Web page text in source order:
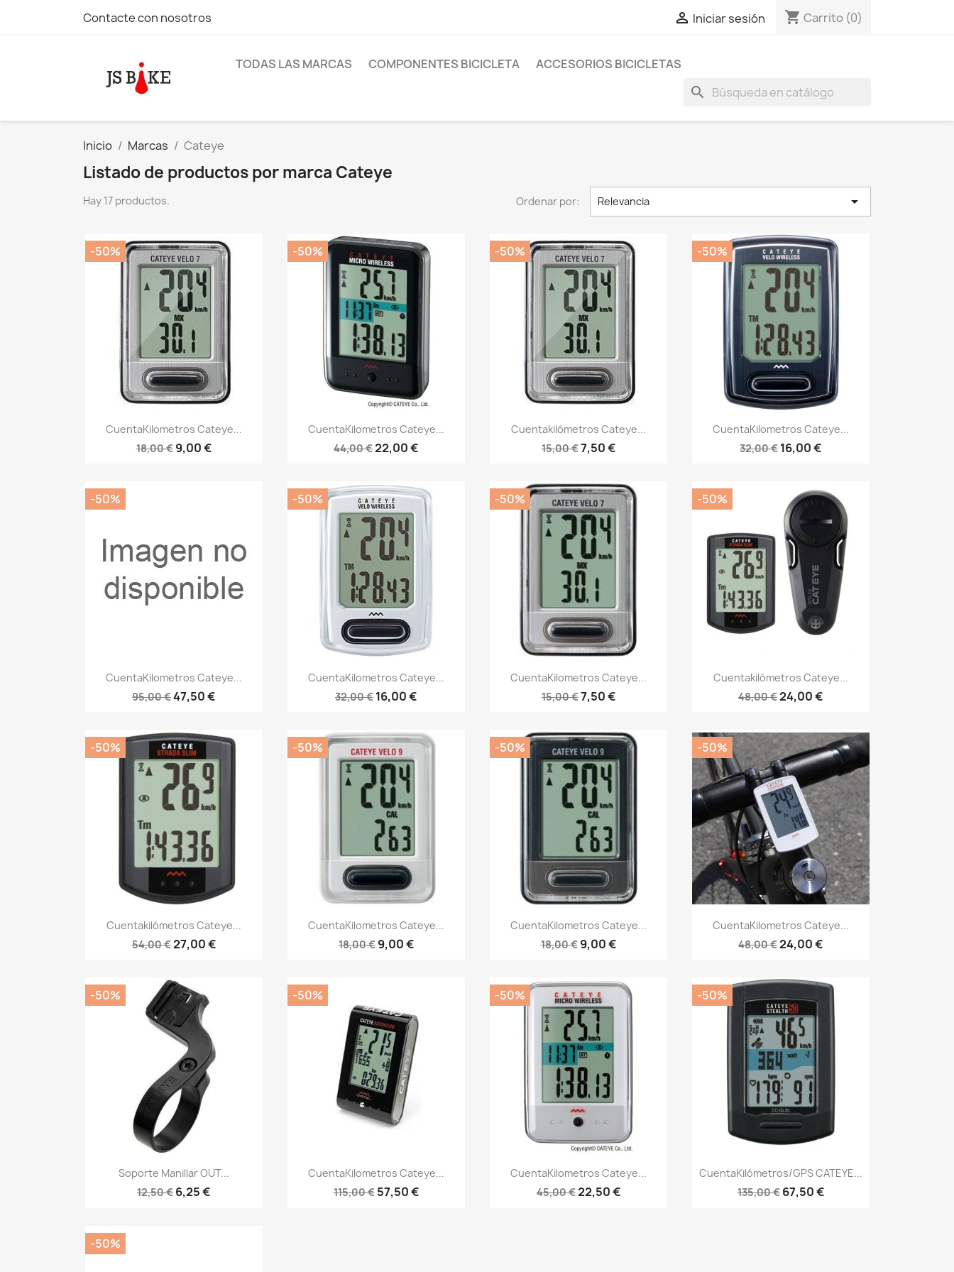
Contacte con nosotros  Iniciar sesión shopping_cart Carrito (0)
TODAS LAS MARCAS COMPONENTES BICICLETA ACCESORIOS BICICLETAS
search
Inicio Marcas Cateye
Listado de productos por marca Cateye
Hay 17 productos. Ordenar por: Relevancia 
Vista rápida
CuentaKilometros Cateye...
18,00 € 9,00 €
-50%
Vista rápida
CuentaKilometros Cateye...
44,00 €22,00 €
-50%
Vista rápida
Cuentakilómetros Cateye...
15,00 €7,50 €
-50%
Vista rápida
CuentaKilometros Cateye...
32,00 € 16,00 €
-50%
Vista rápida
CuentaKilometros Cateye...
95,00 €47,50 €
-50%
Vista rápida
CuentaKilometros Cateye...
32,00 € 16,00 €
-50%
Vista rápida
CuentaKilometros Cateye...
15,00 €7,50 €
-50%
Vista rápida
Cuentakilómetros Cateye...
48,00 €24,00 €
-50%
Vista rápida
Cuentakilómetros Cateye...
54,00 €27,00 €
-50%
Vista rápida
CuentaKilometros Cateye...
18,00 € 9,00 €
-50%
Vista rápida
CuentaKilometros Cateye...
18,00 € 9,00 €
-50%
Vista rápida
CuentaKilometros Cateye...
48,00 €24,00 €
-50%
Vista rápida
Soporte Manillar OUT...
12,50 € 6,25 €
-50%
Vista rápida
CuentaKilometros Cateye...
115,00 € 57,50 €
-50%
Vista rápida
CuentaKilometros Cateye...
45,00 €22,50 €
-50%
Vista rápida
CuentaKilómetros/GPS CATEYE...
135,00 € 67,50 €
-50%
-50%